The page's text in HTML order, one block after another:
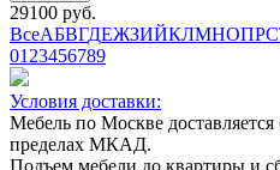
29100 руб.
ВсеАБВГДЕЖЗИЙКЛМНОПРС
01 23456789
Условия доставки:
Мебель по Москве доставляется
пределах МКАД.
Подъем мебели до квартиры и